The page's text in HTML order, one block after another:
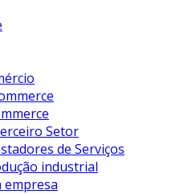
Setor
de Serviços
industrial
empresa